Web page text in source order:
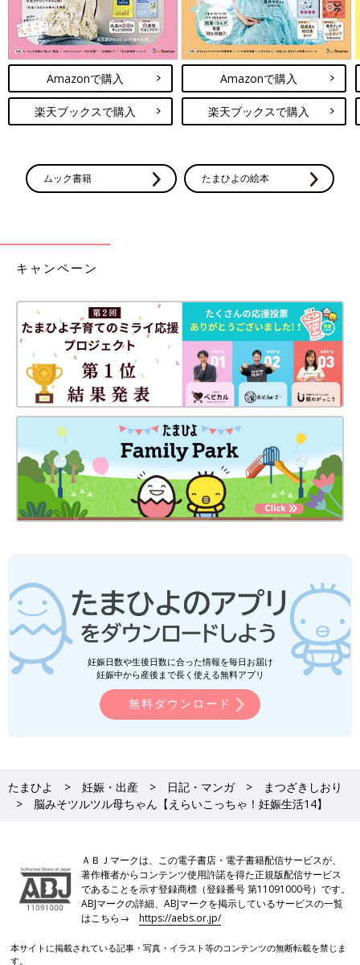
Amazonで購入
楽天ブックスで購入
Amazonで購入
楽天ブックスで購入
ムック書籍 たまひよの絵本
キャンペーン
妊娠日数や生後日数に合った情報を毎日お届け
妊娠中から産後まで長く使える無料アプリ
無料ダウンロード
たまひよ 妊娠・出産 日記・マンガ
まつざきしおり
脳みそツルツル母ちゃん【えらいこっちゃ！妊娠生活14】
ＡＢＪマークは、この電子書店・電子書籍配信サービスが、
著作権者からコンテンツ使用許諾を得た正規版配信サービス
であることを示す登録商標（登録番号 第11091000号）です。
ABJマークの詳細、ABJマークを掲示しているサービスの一覧
はこちら→https://aebs.or.jp/
本サイトに掲載されている記事・写真・イラスト等のコンテンツの無断転載を禁じま
す。